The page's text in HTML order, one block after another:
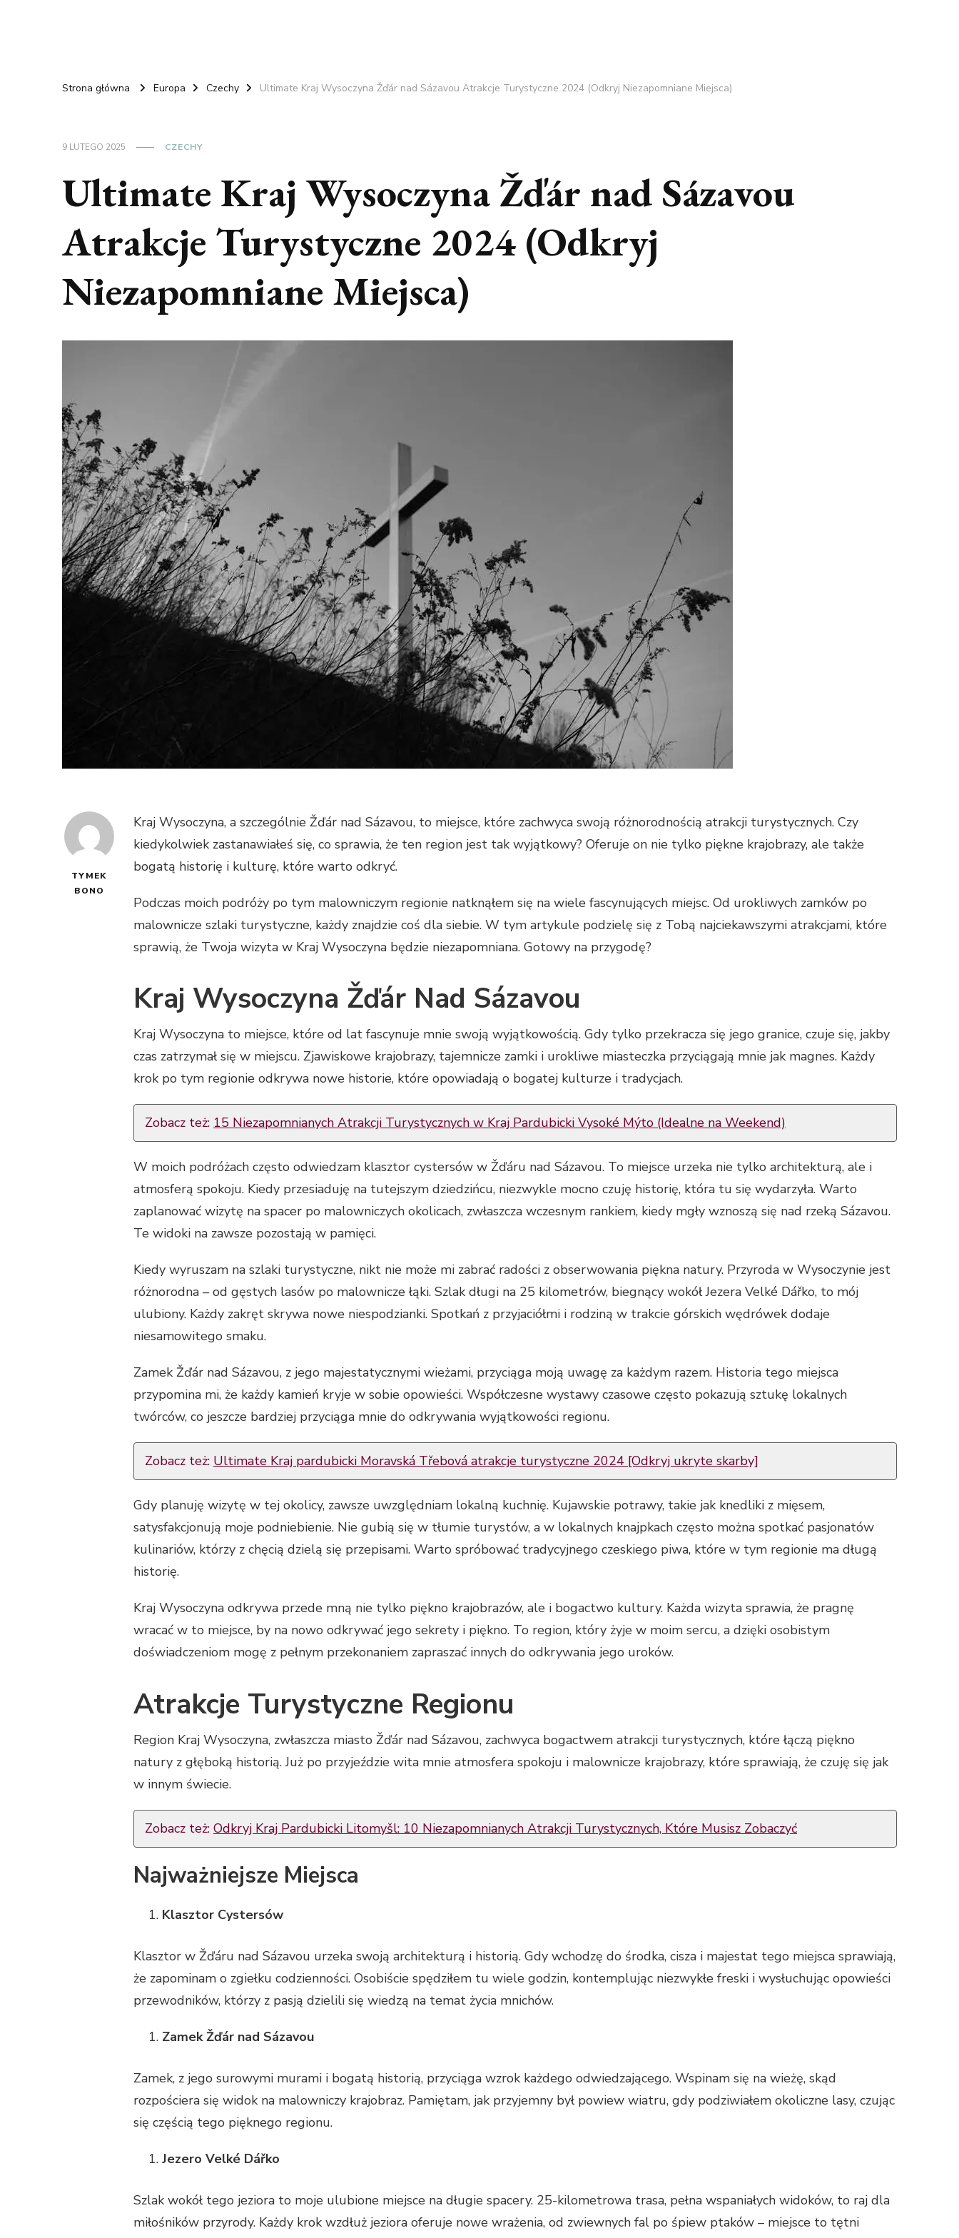
Strona główna Europa Czechy Ultimate Kraj Wysoczyna Žďár nad Sázavou Atrakcje Turystyczne 2024 (Odkryj Niezapomniane Miejsca)
9 LUTEGO 2025 CZECHY
Ultimate Kraj Wysoczyna Žďár nad Sázavou
Atrakcje Turystyczne 2024 (Odkryj
Niezapomniane Miejsca)
TYMEK
BONO
Kraj Wysoczyna, a szczególnie Žďár nad Sázavou, to miejsce, które zachwyca swoją różnorodnością atrakcji turystycznych. Czy
kiedykolwiek zastanawiałeś się, co sprawia, że ten region jest tak wyjątkowy? Oferuje on nie tylko piękne krajobrazy, ale także
bogatą historię i kulturę, które warto odkryć.
Podczas moich podróży po tym malowniczym regionie natknąłem się na wiele fascynujących miejsc. Od urokliwych zamków po
malownicze szlaki turystyczne, każdy znajdzie coś dla siebie. W tym artykule podzielę się z Tobą najciekawszymi atrakcjami, które
sprawią, że Twoja wizyta w Kraj Wysoczyna będzie niezapomniana. Gotowy na przygodę?
Kraj Wysoczyna Žďár Nad Sázavou
Kraj Wysoczyna to miejsce, które od lat fascynuje mnie swoją wyjątkowością. Gdy tylko przekracza się jego granice, czuje się, jakby
czas zatrzymał się w miejscu. Zjawiskowe krajobrazy, tajemnicze zamki i urokliwe miasteczka przyciągają mnie jak magnes. Każdy
krok po tym regionie odkrywa nowe historie, które opowiadają o bogatej kulturze i tradycjach.
Zobacz też: 15 Niezapomnianych Atrakcji Turystycznych w Kraj Pardubicki Vysoké Mýto (Idealne na Weekend)
W moich podróżach często odwiedzam klasztor cystersów w Žďáru nad Sázavou. To miejsce urzeka nie tylko architekturą, ale i
atmosferą spokoju. Kiedy przesiaduję na tutejszym dziedzińcu, niezwykle mocno czuję historię, która tu się wydarzyła. Warto
zaplanować wizytę na spacer po malowniczych okolicach, zwłaszcza wczesnym rankiem, kiedy mgły wznoszą się nad rzeką Sázavou.
Te widoki na zawsze pozostają w pamięci.
Kiedy wyruszam na szlaki turystyczne, nikt nie może mi zabrać radości z obserwowania piękna natury. Przyroda w Wysoczynie jest
różnorodna – od gęstych lasów po malownicze łąki. Szlak długi na 25 kilometrów, biegnący wokół Jezera Velké Dářko, to mój
ulubiony. Każdy zakręt skrywa nowe niespodzianki. Spotkań z przyjaciółmi i rodziną w trakcie górskich wędrówek dodaje
niesamowitego smaku.
Zamek Žďár nad Sázavou, z jego majestatycznymi wieżami, przyciąga moją uwagę za każdym razem. Historia tego miejsca
przypomina mi, że każdy kamień kryje w sobie opowieści. Współczesne wystawy czasowe często pokazują sztukę lokalnych
twórców, co jeszcze bardziej przyciąga mnie do odkrywania wyjątkowości regionu.
Zobacz też: Ultimate Kraj pardubicki Moravská Třebová atrakcje turystyczne 2024 [Odkryj ukryte skarby]
Gdy planuję wizytę w tej okolicy, zawsze uwzględniam lokalną kuchnię. Kujawskie potrawy, takie jak knedliki z mięsem,
satysfakcjonują moje podniebienie. Nie gubią się w tłumie turystów, a w lokalnych knajpkach często można spotkać pasjonatów
kulinariów, którzy z chęcią dzielą się przepisami. Warto spróbować tradycyjnego czeskiego piwa, które w tym regionie ma długą
historię.
Kraj Wysoczyna odkrywa przede mną nie tylko piękno krajobrazów, ale i bogactwo kultury. Każda wizyta sprawia, że pragnę
wracać w to miejsce, by na nowo odkrywać jego sekrety i piękno. To region, który żyje w moim sercu, a dzięki osobistym
doświadczeniom mogę z pełnym przekonaniem zapraszać innych do odkrywania jego uroków.
Atrakcje Turystyczne Regionu
Region Kraj Wysoczyna, zwłaszcza miasto Žďár nad Sázavou, zachwyca bogactwem atrakcji turystycznych, które łączą piękno
natury z głęboką historią. Już po przyjeździe wita mnie atmosfera spokoju i malownicze krajobrazy, które sprawiają, że czuję się jak
w innym świecie.
Zobacz też: Odkryj Kraj Pardubicki Litomyšl: 10 Niezapomnianych Atrakcji Turystycznych, Które Musisz Zobaczyć
Najważniejsze Miejsca
Klasztor Cystersów
Klasztor w Žďáru nad Sázavou urzeka swoją architekturą i historią. Gdy wchodzę do środka, cisza i majestat tego miejsca sprawiają,
że zapominam o zgiełku codzienności. Osobiście spędziłem tu wiele godzin, kontemplując niezwykłe freski i wysłuchując opowieści
przewodników, którzy z pasją dzielili się wiedzą na temat życia mnichów.
Zamek Žďár nad Sázavou
Zamek, z jego surowymi murami i bogatą historią, przyciąga wzrok każdego odwiedzającego. Wspinam się na wieżę, skąd
rozpościera się widok na malowniczy krajobraz. Pamiętam, jak przyjemny był powiew wiatru, gdy podziwiałem okoliczne lasy, czując
się częścią tego pięknego regionu.
Jezero Velké Dářko
Szlak wokół tego jeziora to moje ulubione miejsce na długie spacery. 25-kilometrowa trasa, pełna wspaniałych widoków, to raj dla
miłośników przyrody. Każdy krok wzdłuż jeziora oferuje nowe wrażenia, od zwiewnych fal po śpiew ptaków – miejsce to tętni